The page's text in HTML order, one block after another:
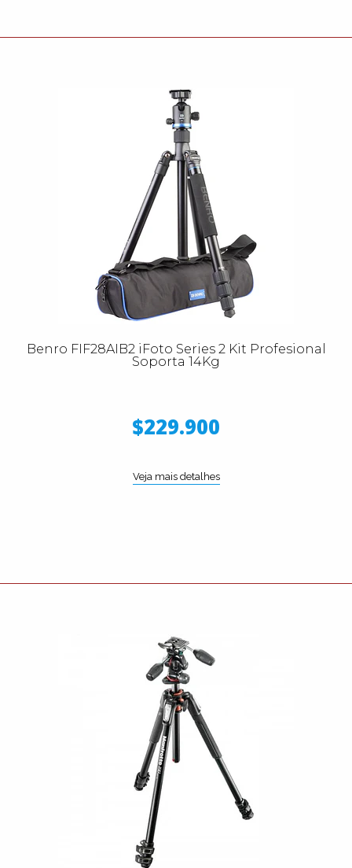
Benro FIF28AIB2 iFoto Series 2 Kit Profesional
Soporta 14Kg
$229.900
Veja mais detalhes